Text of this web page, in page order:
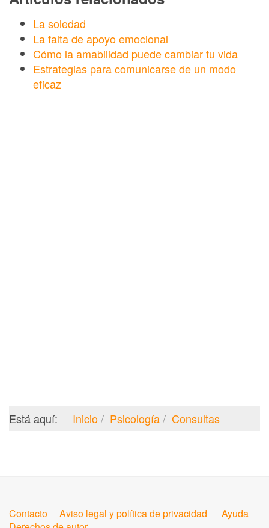
La soledad
La falta de apoyo emocional
Cómo la amabilidad puede cambiar tu vida
Estrategias para comunicarse de un modo
eficaz
Está aquí: Inicio Psicología Consultas
Contacto Aviso legal y política de privacidad
Ayuda